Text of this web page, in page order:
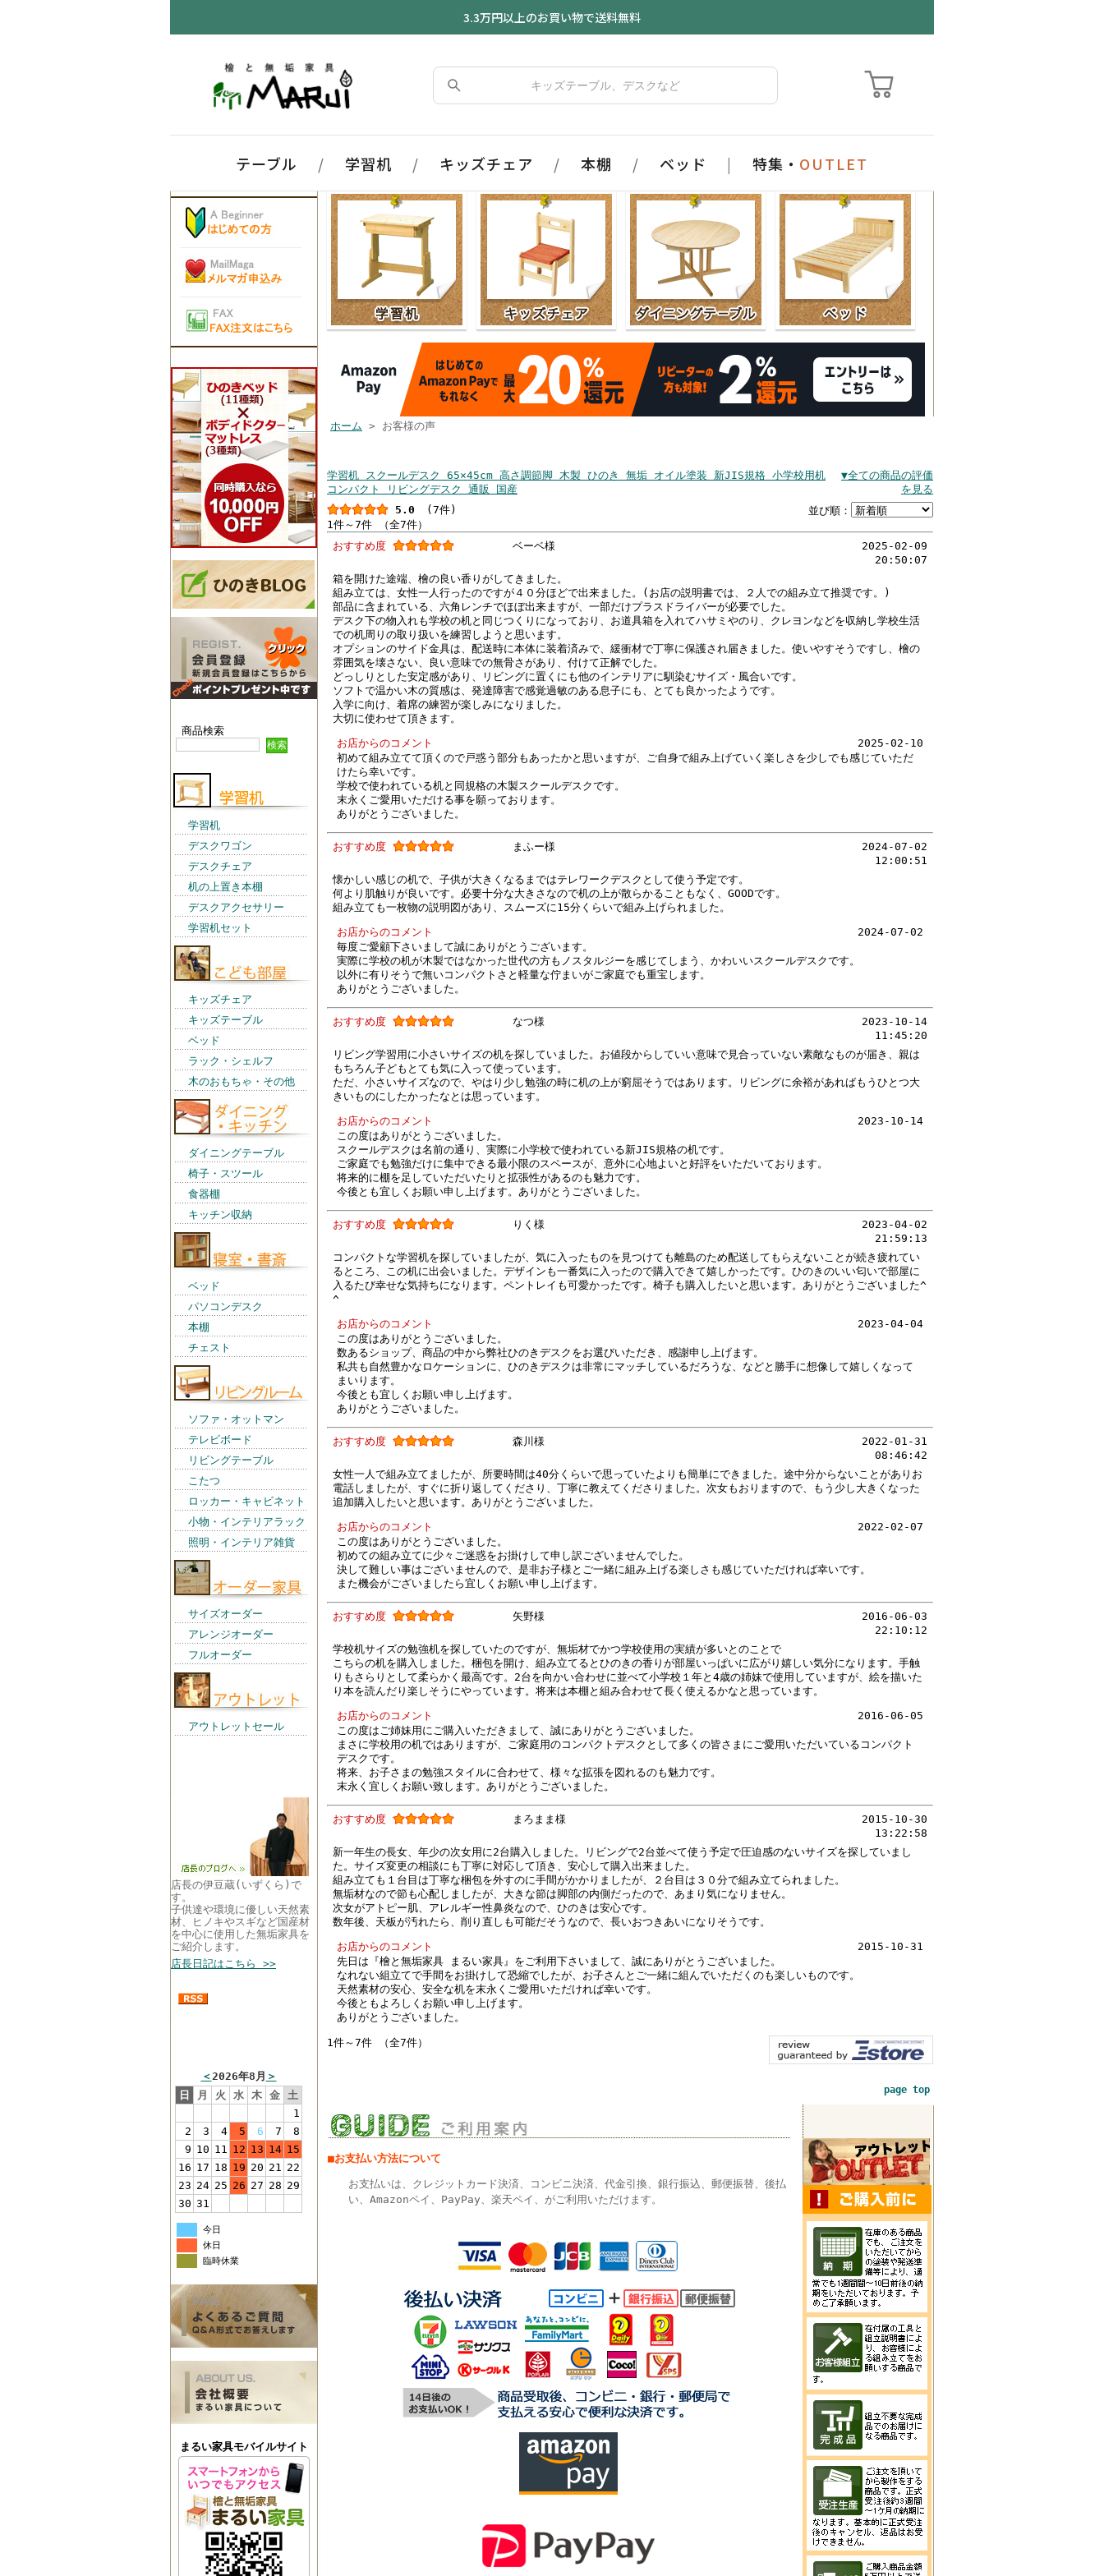
3.3万円以上のお買い物で送料無料
テーブル / 学習机 / キッズチェア / 本棚 / ベッド | 特集・ OUTLET
商品検索
学習机
デスクワゴン
デスクチェア
机の上置き本棚
デスクアクセサリー
学習机セット
キッズチェア
キッズテーブル
ベッド
ラック・シェルフ
木のおもちゃ・その他
ダイニングテーブル
椅子・スツール
食器棚
キッチン収納
ベッド
パソコンデスク
本棚
チェスト
ソファ・オットマン
テレビボード
リビングテーブル
こたつ
ロッカー・キャビネット
小物・インテリアラック
照明・インテリア雑貨
サイズオーダー
アレンジオーダー
フルオーダー
アウトレットセール
店長の伊豆蔵(いずくら)で
す。
子供達や環境に優しい天然素
材、ヒノキやスギなど国産材
を中心に使用した無垢家具を
ご紹介します。
店長日記はこちら >>
＜2026年8月 ＞
日
月 火 水 木 金 土
1
2
3 4 5 6 7
8
9 10 11 12 13 14 15
16 17 18 19 20 21 22
23 24 25 26 27 28 29
30 31
今日
休日
臨時休業
まるい家具モバイルサイト
ホーム > お客様の声
学習机 スクールデスク 65×45cm 高さ調節脚 木製 ひのき 無垢 オイル塗装 新JIS規格 小学校用机
コンパクト リビングデスク 通販 国産
▼全ての商品の評価
を見る
5.0
(7件)
並び順：
1件～7件 （全7件）
おすすめ度
ベーベ様
2025-02-09
20:50:07
箱を開けた途端、檜の良い香りがしてきました。
組み立ては、女性一人行ったのですが４０分ほどで出来ました。(お店の説明書では、２人での組み立て推奨です。)
部品に含まれている、六角レンチでほぼ出来ますが、一部だけプラスドライバーが必要でした。
デスク下の物入れも学校の机と同じつくりになっており、お道具箱を入れてハサミやのり、クレヨンなどを収納し学校生活
での机周りの取り扱いを練習しようと思います。
オプションのサイド金具は、配送時に本体に装着済みで、緩衝材で丁寧に保護され届きました。使いやすそうですし、檜の
雰囲気を壊さない、良い意味での無骨さがあり、付けて正解でした。
どっしりとした安定感があり、リビングに置くにも他のインテリアに馴染むサイズ・風合いです。
ソフトで温かい木の質感は、発達障害で感覚過敏のある息子にも、とても良かったようです。
入学に向け、着席の練習が楽しみになりました。
大切に使わせて頂きます。
お店からのコメント
2025-02-10
初めて組み立てて頂くので戸惑う部分もあったかと思いますが、ご自身で組み上げていく楽しさを少しでも感じていただ
けたら幸いです。
学校で使われている机と同規格の木製スクールデスクです。
末永くご愛用いただける事を願っております。
ありがとうございました。
おすすめ度 まふー様
2024-07-02
12:00:51
懐かしい感じの机で、子供が大きくなるまではテレワークデスクとして使う予定です。
何より肌触りが良いです。必要十分な大きさなので机の上が散らかることもなく、GOODです。
組み立ても一枚物の説明図があり、スムーズに15分くらいで組み上げられました。
お店からのコメント
2024-07-02
毎度ご愛顧下さいまして誠にありがとうございます。
実際に学校の机が木製ではなかった世代の方もノスタルジーを感じてしまう、かわいいスクールデスクです。
以外に有りそうで無いコンパクトさと軽量な佇まいがご家庭でも重宝します。
ありがとうございました。
おすすめ度 なつ様
2023-10-14
11:45:20
リビング学習用に小さいサイズの机を探していました。お値段からしていい意味で見合っていない素敵なものが届き、親は
もちろん子どもとても気に入って使っています。
ただ、小さいサイズなので、やはり少し勉強の時に机の上が窮屈そうではあります。リビングに余裕があればもうひとつ大
きいものにしたかったなとは思っています。
お店からのコメント
2023-10-14
この度はありがとうございました。
スクールデスクは名前の通り、実際に小学校で使われている新JIS規格の机です。
ご家庭でも勉強だけに集中できる最小限のスペースが、意外に心地よいと好評をいただいております。
将来的に棚を足していただいたりと拡張性があるのも魅力です。
今後とも宜しくお願い申し上げます。ありがとうございました。
おすすめ度 りく様
2023-04-02
21:59:13
コンパクトな学習机を探していましたが、気に入ったものを見つけても離島のため配送してもらえないことが続き疲れてい
るところ、この机に出会いました。デザインも一番気に入ったので購入できて嬉しかったです。ひのきのいい匂いで部屋に
入るたび幸せな気持ちになります。ペントレイも可愛かったです。椅子も購入したいと思います。ありがとうございました^
^
お店からのコメント
2023-04-04
この度はありがとうございました。
数あるショップ、商品の中から弊社ひのきデスクをお選びいただき、感謝申し上げます。
私共も自然豊かなロケーションに、ひのきデスクは非常にマッチしているだろうな、などと勝手に想像して嬉しくなって
まいります。
今後とも宜しくお願い申し上げます。
ありがとうございました。
おすすめ度 森川様
2022-01-31
08:46:42
女性一人で組み立てましたが、所要時間は40分くらいで思っていたよりも簡単にできました。途中分からないことがありお
電話しましたが、すぐに折り返してくださり、丁寧に教えてくださりました。次女もおりますので、もう少し大きくなった
追加購入したいと思います。ありがとうございました。
お店からのコメント
2022-02-07
この度はありがとうございました。
初めての組み立てに少々ご迷惑をお掛けして申し訳ございませんでした。
決して難しい事はございませんので、是非お子様とご一緒に組み上げる楽しさも感じていただければ幸いです。
また機会がございましたら宜しくお願い申し上げます。
おすすめ度 矢野様
2016-06-03
22:10:12
学校机サイズの勉強机を探していたのですが、無垢材でかつ学校使用の実績が多いとのことで
こちらの机を購入しました。梱包を開け、組み立てるとひのきの香りが部屋いっぱいに広がり嬉しい気分になります。手触
りもさらりとして柔らかく最高です。2台を向かい合わせに並べて小学校１年と4歳の姉妹で使用していますが、絵を描いた
り本を読んだり楽しそうにやっています。将来は本棚と組み合わせて長く使えるかなと思っています。
お店からのコメント
2016-06-05
この度はご姉妹用にご購入いただきまして、誠にありがとうございました。
まさに学校用の机ではありますが、ご家庭用のコンパクトデスクとして多くの皆さまにご愛用いただいているコンパクト
デスクです。
将来、お子さまの勉強スタイルに合わせて、様々な拡張を図れるのも魅力です。
末永く宜しくお願い致します。ありがとうございました。
おすすめ度 まろまま様
2015-10-30
13:22:58
新一年生の長女、年少の次女用に2台購入しました。リビングで2台並べて使う予定で圧迫感のないサイズを探していまし
た。サイズ変更の相談にも丁寧に対応して頂き、安心して購入出来ました。
組み立ても１台目は丁寧な梱包を外すのに手間がかかりましたが、２台目は３０分で組み立てられました。
無垢材なので節も心配しましたが、大きな節は脚部の内側だったので、あまり気になりません。
次女がアトピー肌、アレルギー性鼻炎なので、ひのきは安心です。
数年後、天板が汚れたら、削り直しも可能だそうなので、長いおつきあいになりそうです。
お店からのコメント
2015-10-31
先日は『檜と無垢家具 まるい家具』をご利用下さいまして、誠にありがとうございました。
なれない組立てで手間をお掛けして恐縮でしたが、お子さんとご一緒に組んでいただくのも楽しいものです。
天然素材の安心、安全な机を末永くご愛用いただければ幸いです。
今後ともよろしくお願い申し上げます。
ありがとうございました。
1件～7件 （全7件）
page top
■お支払い方法について
お支払いは、クレジットカード決済、コンビニ決済、代金引換、銀行振込、郵便振替、後払
い、Amazonペイ、PayPay、楽天ペイ、がご利用いただけます。